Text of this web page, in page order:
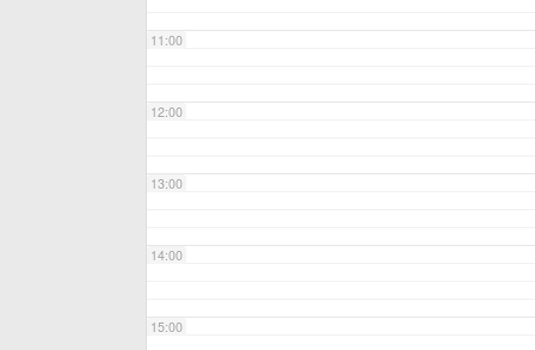
11:00
12:00
13:00
14:00
15:00